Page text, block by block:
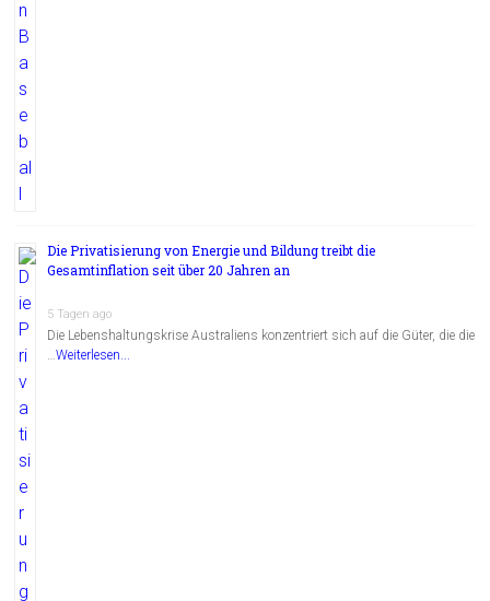
Die Privatisierung von Energie und Bildung treibt die
Gesamtinflation seit über 20 Jahren an
5 Tagen ago
Die Lebenshaltungskrise Australiens konzentriert sich auf die Güter, die die
…Weiterlesen...